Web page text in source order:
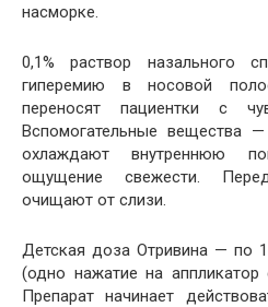
насморке.
0,1% раствор назального
гиперемию в носовой
переносят пациентки с
Вспомогательные вещества
охлаждают внутреннюю
ощущение свежести.
очищают от слизи.
Детская доза Отривина — по
(одно нажатие на
Препарат начинает